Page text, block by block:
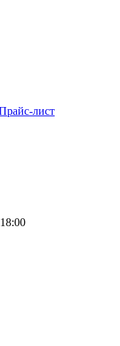
лист